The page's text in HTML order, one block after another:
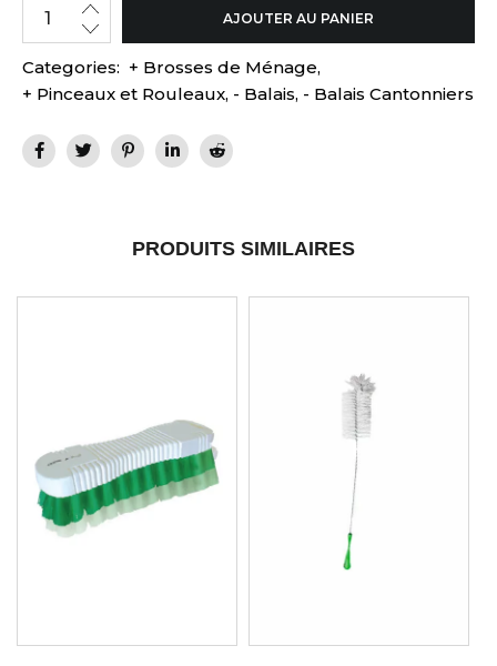
AJOUTER AU PANIER
Categories: + Brosses de Ménage,
+ Pinceaux et Rouleaux, - Balais, - Balais Cantonniers
PRODUITS SIMILAIRES